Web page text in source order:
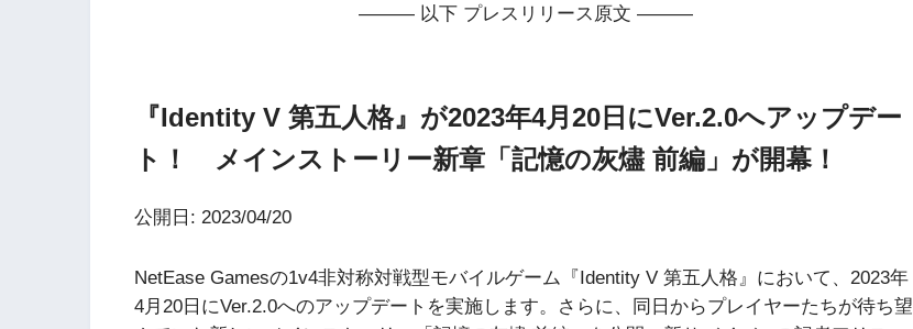
——— 以下 プレスリリース原文 ———
『Identity V 第五人格』が2023年4月20日にVer.2.0へアップデー
ト！ メインストーリー新章「記憶の灰燼 前編」が開幕！
公開日: 2023/04/20
NetEase Gamesの1v4非対称対戦型モバイルゲーム『Identity V 第五人格』において、2023年
4月20日にVer.2.0へのアップデートを実施します。さらに、同日からプレイヤーたちが待ち望